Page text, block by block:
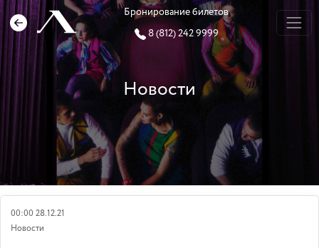
Бронирование билетов
8 (812) 242 9999
Новости
00:00 28.12.21
Новости